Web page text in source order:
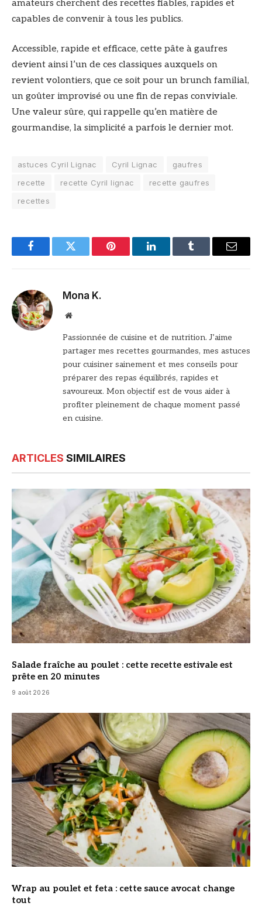
amateurs cherchent des recettes fiables, rapides et
capables de convenir à tous les publics.
Accessible, rapide et efficace, cette pâte à gaufres
devient ainsi l’un de ces classiques auxquels on
revient volontiers, que ce soit pour un brunch familial,
un goûter improvisé ou une fin de repas conviviale.
Une valeur sûre, qui rappelle qu’en matière de
gourmandise, la simplicité a parfois le dernier mot.
astuces Cyril Lignac Cyril Lignac
gaufres
recette
recette Cyril lignac
recette gaufres
recettes
FacebookTwitter Pinterest LinkedInTumblr Email
Mona K.
Site
Passionnée de cuisine et de nutrition. J’aime
partager mes recettes gourmandes, mes astuces
pour cuisiner sainement et mes conseils pour
préparer des repas équilibrés, rapides et
savoureux. Mon objectif est de vous aider à
profiter pleinement de chaque moment passé
en cuisine.
ARTICLES SIMILAIRES
© DR
Salade fraîche au poulet : cette recette estivale est
prête en 20 minutes
9 août 2026
© DR
Wrap au poulet et feta : cette sauce avocat change
tout